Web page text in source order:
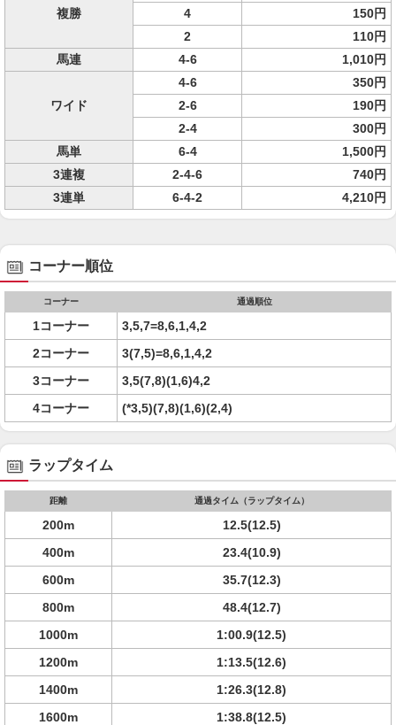
複勝
4
150円
2
110円
馬連
4-6 1,010円
ワイド
4-6
350円
2-6
190円
2-4
300円
馬単
6-4
1,500円
3連複
2-4-6
740円
3連単
6-4-2 4,210円
コーナー順位
コーナー 通過順位
1コーナー
3,5,7=8,6,1,4,2
2コーナー
3(7,5)=8,6,1,4,2
3コーナー
3,5(7,8)(1,6)4,2
4コーナー
(*3,5)(7,8)(1,6)(2,4)
ラップタイム
距離 通過タイム（ラップタイム）
200m
12.5(12.5)
400m
23.4(10.9)
600m
35.7(12.3)
800m
48.4(12.7)
1000m
1:00.9(12.5)
1200m
1:13.5(12.6)
1400m
1:26.3(12.8)
1600m
1:38.8(12.5)